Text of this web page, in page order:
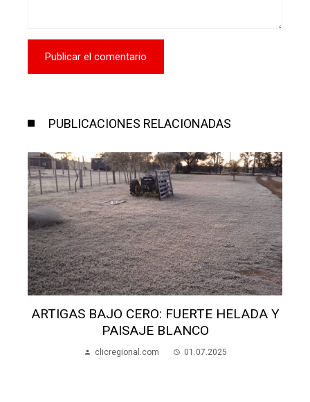
PUBLICACIONES RELACIONADAS
ARTIGAS BAJO CERO: FUERTE HELADA Y
PAISAJE BLANCO
clicregional.com 01.07.2025